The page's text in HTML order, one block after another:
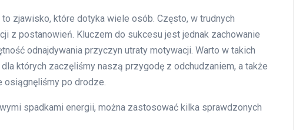
zjawisko, które dotyka wiele osób. Często, w trudnych
z postanowień. Kluczem do sukcesu jest jednak zachowanie
odnajdywania przyczyn utraty motywacji. Warto w takich
których zaczęliśmy naszą przygodę z odchudzaniem, a także
osiągnęliśmy po drodze.
spadkami energii, można zastosować kilka sprawdzonych